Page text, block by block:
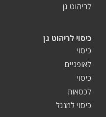
לריהוט גן
כיסוי לריהוט גן
כיסוי
לאופניים
כיסוי
לכסאות
כיסוי למנגל